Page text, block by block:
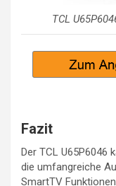
TCL
Fazit
Der TCL U65P6046
die umfangreiche
SmartTV